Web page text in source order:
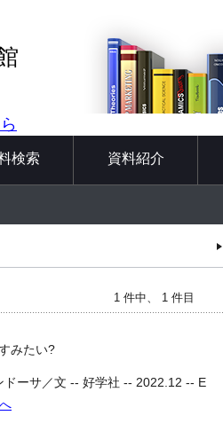
検索 資料紹介
1 件中、 1 件目
みたい?
ドーサ／文 -- 好学社 -- 2022.12 -- E